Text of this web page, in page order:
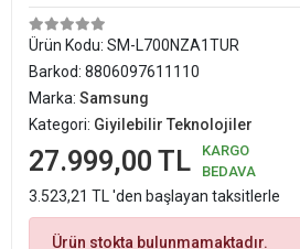
Ürün Kodu: SM-L700NZA1TUR
Barkod: 8806097611110
Marka: Samsung
Kategori: Giyilebilir Teknolojiler
27.999,00 TL
KARGO
BEDAVA
3.523,21 TL 'den başlayan taksitlerle
Ürün stokta bulunmamaktadır.